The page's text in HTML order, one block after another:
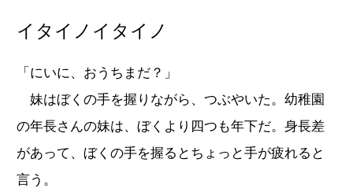
イタイノイタイノ
「にいに、おうちまだ？」
妹はぼくの手を握りながら、つぶやいた。幼稚園
の年長さんの妹は、ぼくより四つも年下だ。身長差
があって、ぼくの手を握るとちょっと手が疲れると
言う。